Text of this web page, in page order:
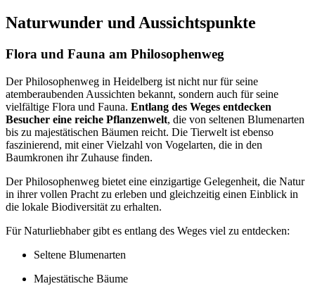
Naturwunder und Aussichtspunkte
Flora und Fauna am Philosophenweg
Der Philosophenweg in Heidelberg ist nicht nur für seine
atemberaubenden Aussichten bekannt, sondern auch für seine
vielfältige Flora und Fauna. Entlang des Weges entdecken
Besucher eine reiche Pflanzenwelt, die von seltenen Blumenarten
bis zu majestätischen Bäumen reicht. Die Tierwelt ist ebenso
faszinierend, mit einer Vielzahl von Vogelarten, die in den
Baumkronen ihr Zuhause finden.
Der Philosophenweg bietet eine einzigartige Gelegenheit, die Natur
in ihrer vollen Pracht zu erleben und gleichzeitig einen Einblick in
die lokale Biodiversität zu erhalten.
Für Naturliebhaber gibt es entlang des Weges viel zu entdecken:
Seltene Blumenarten
Majestätische Bäume